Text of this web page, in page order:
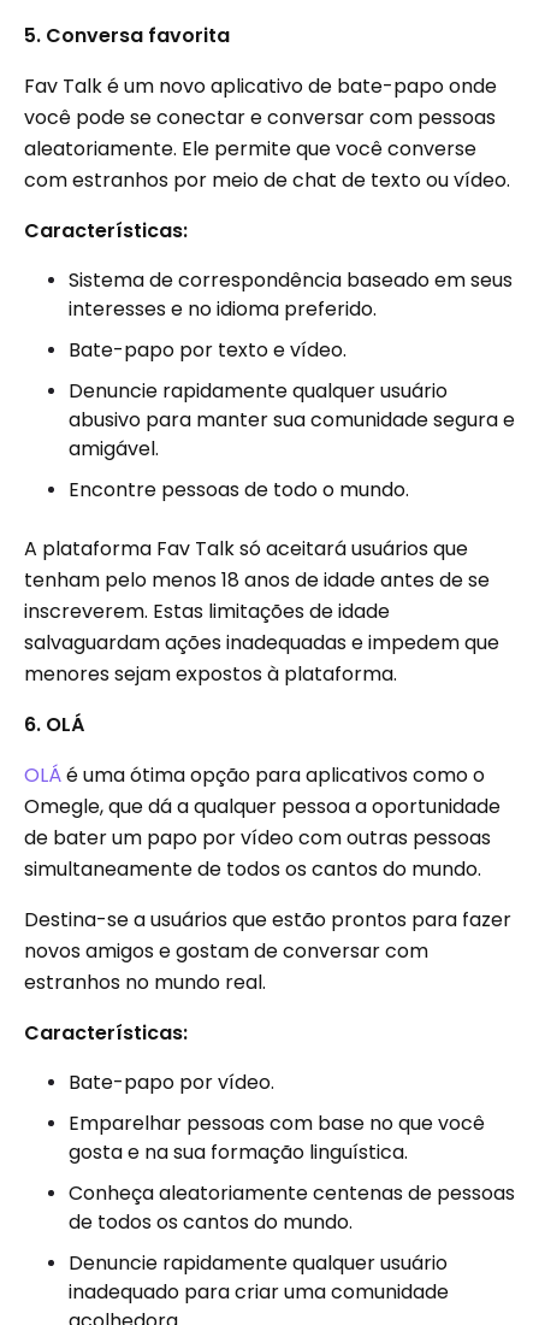
5. Conversa favorita
Fav Talk é um novo aplicativo de bate-papo onde
você pode se conectar e conversar com pessoas
aleatoriamente. Ele permite que você converse
com estranhos por meio de chat de texto ou vídeo.
Características:
Sistema de correspondência baseado em seus
interesses e no idioma preferido.
Bate-papo por texto e vídeo.
Denuncie rapidamente qualquer usuário
abusivo para manter sua comunidade segura e
amigável.
Encontre pessoas de todo o mundo.
A plataforma Fav Talk só aceitará usuários que
tenham pelo menos 18 anos de idade antes de se
inscreverem. Estas limitações de idade
salvaguardam ações inadequadas e impedem que
menores sejam expostos à plataforma.
6. OLÁ
OLÁé uma ótima opção para aplicativos como o
Omegle, que dá a qualquer pessoa a oportunidade
de bater um papo por vídeo com outras pessoas
simultaneamente de todos os cantos do mundo.
Destina-se a usuários que estão prontos para fazer
novos amigos e gostam de conversar com
estranhos no mundo real.
Características:
Bate-papo por vídeo.
Emparelhar pessoas com base no que você
gosta e na sua formação linguística.
Conheça aleatoriamente centenas de pessoas
de todos os cantos do mundo.
Denuncie rapidamente qualquer usuário
inadequado para criar uma comunidade